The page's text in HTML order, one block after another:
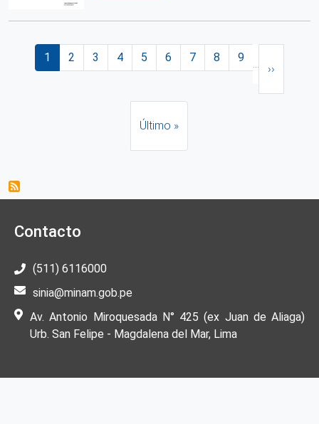
Paginación
Página actual
1 Página
2 Página
3 Página
4 Página
5 Página
6 Página
7 Página
8 Página
9
››
Último »
Contacto
(511) 6116000
sinia@minam.gob.pe
Av. Antonio Miroquesada N° 425 (ex Juan de Aliaga)
Urb. San Felipe - Magdalena del Mar, Lima